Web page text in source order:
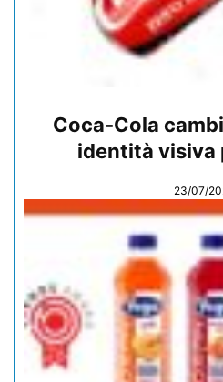
Coca-Cola
identità visiva
23/07/